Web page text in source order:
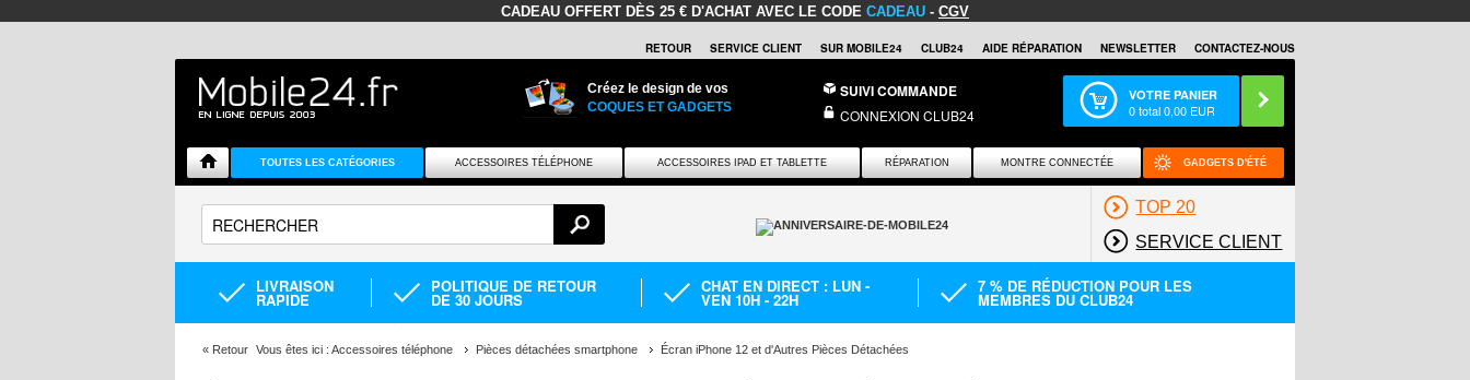
CADEAU OFFERT DÈS 25 € D'ACHAT AVEC LE CODE CADEAU - CGV
RETOUR SERVICE CLIENT SUR MOBILE24 CLUB24 AIDE RÉPARATION NEWSLETTER CONTACTEZ-NOUS
Créez le design de vos
COQUES ET GADGETS
SUIVI COMMANDE
CONNEXION CLUB24
VOTRE PANIER
0total0,00 EUR
TOUTES LES CATÉGORIES ACCESSOIRES TÉLÉPHONE ACCESSOIRES IPAD ET TABLETTE RÉPARATION MONTRE CONNECTÉE GADGETS D'ÉTÉ
TOP 20
SERVICE CLIENT
LIVRAISON
RAPIDE
POLITIQUE DE RETOUR
DE 30 JOURS
CHAT EN DIRECT : LUN -
VEN 10H - 22H
7 % DE RÉDUCTION POUR LES
MEMBRES DU CLUB24
« Retour Vous êtes ici : Accessoires téléphone Pièces détachées smartphone Écran iPhone 12 et d'Autres Pièces Détachées